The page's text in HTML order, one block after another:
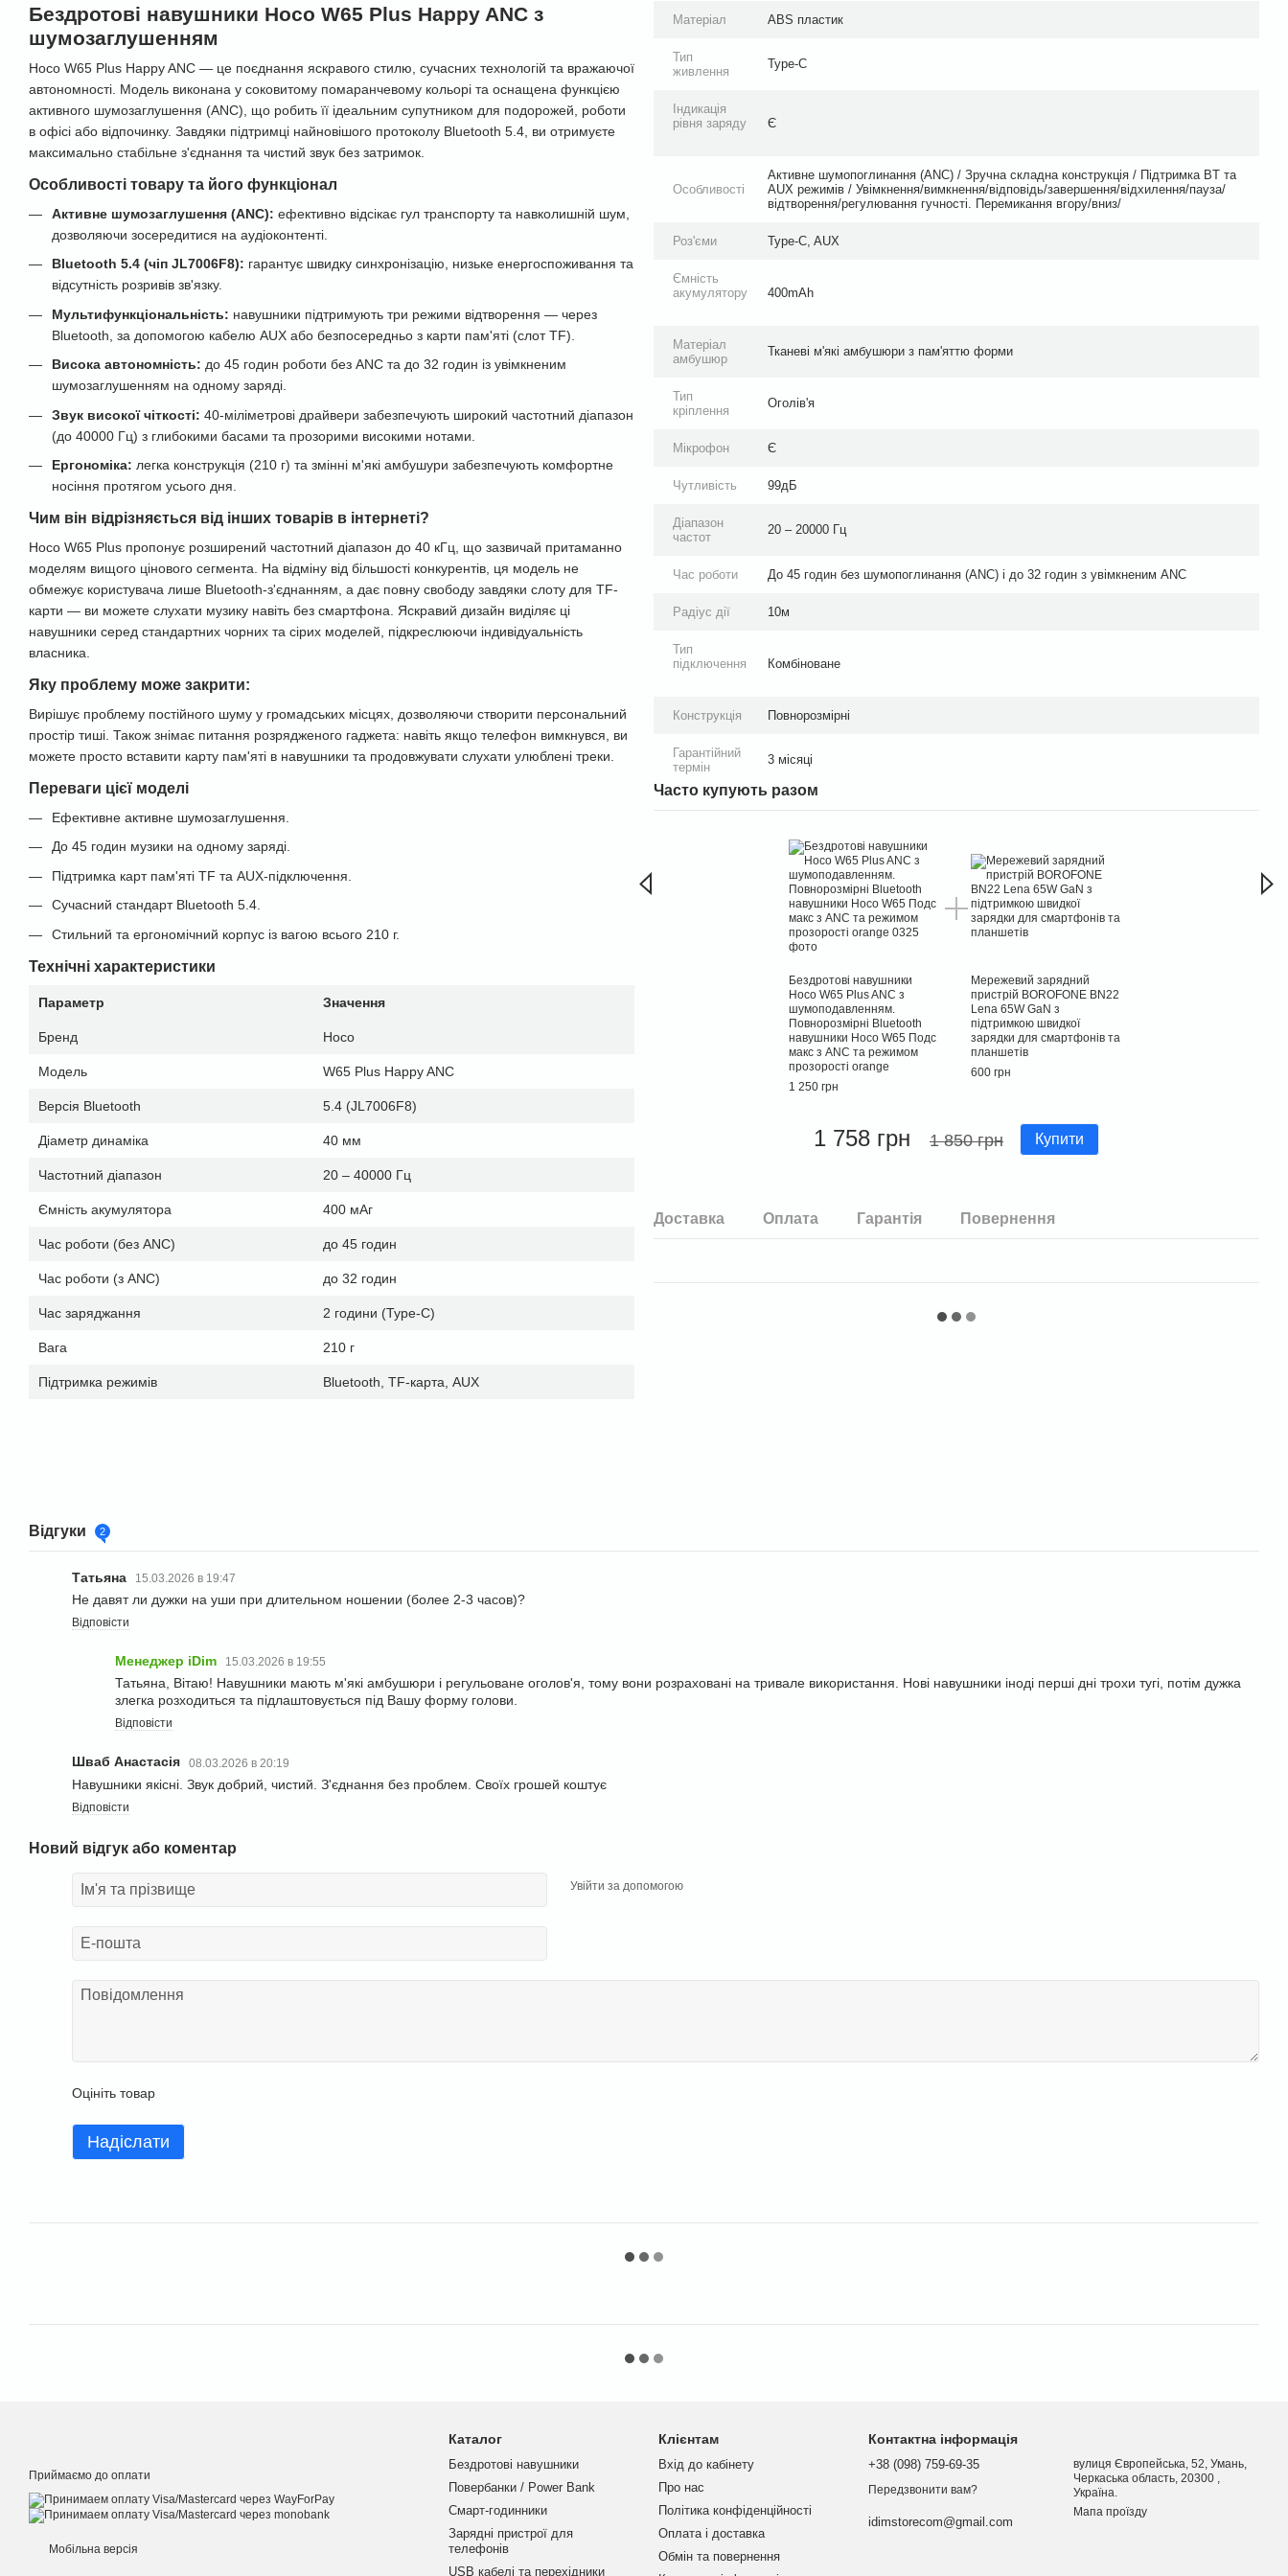
Бездротові навушники Hoco W65 Plus Happy ANC з
шумозаглушенням
Hoco W65 Plus Happy ANC — це поєднання яскравого стилю, сучасних технологій та вражаючої
автономності. Модель виконана у соковитому помаранчевому кольорі та оснащена функцією
активного шумозаглушення (ANC), що робить її ідеальним супутником для подорожей, роботи
в офісі або відпочинку. Завдяки підтримці найновішого протоколу Bluetooth 5.4, ви отримуєте
максимально стабільне з'єднання та чистий звук без затримок.
Особливості товару та його функціонал
Активне шумозаглушення (ANC): ефективно відсікає гул транспорту та навколишній шум,
дозволяючи зосередитися на аудіоконтенті.
Bluetooth 5.4 (чіп JL7006F8): гарантує швидку синхронізацію, низьке енергоспоживання та
відсутність розривів зв'язку.
Мультифункціональність: навушники підтримують три режими відтворення — через
Bluetooth, за допомогою кабелю AUX або безпосередньо з карти пам'яті (слот TF).
Висока автономність: до 45 годин роботи без ANC та до 32 годин із увімкненим
шумозаглушенням на одному заряді.
Звук високої чіткості: 40-міліметрові драйвери забезпечують широкий частотний діапазон
(до 40000 Гц) з глибокими басами та прозорими високими нотами.
Ергономіка: легка конструкція (210 г) та змінні м'які амбушури забезпечують комфортне
носіння протягом усього дня.
Чим він відрізняється від інших товарів в інтернеті?
Hoco W65 Plus пропонує розширений частотний діапазон до 40 кГц, що зазвичай притаманно
моделям вищого цінового сегмента. На відміну від більшості конкурентів, ця модель не
обмежує користувача лише Bluetooth-з'єднанням, а дає повну свободу завдяки слоту для TF-
карти — ви можете слухати музику навіть без смартфона. Яскравий дизайн виділяє ці
навушники серед стандартних чорних та сірих моделей, підкреслюючи індивідуальність
власника.
Яку проблему може закрити:
Вирішує проблему постійного шуму у громадських місцях, дозволяючи створити персональний
простір тиші. Також знімає питання розрядженого гаджета: навіть якщо телефон вимкнувся, ви
можете просто вставити карту пам'яті в навушники та продовжувати слухати улюблені треки.
Переваги цієї моделі
Ефективне активне шумозаглушення.
До 45 годин музики на одному заряді.
Підтримка карт пам'яті TF та AUX-підключення.
Сучасний стандарт Bluetooth 5.4.
Стильний та ергономічний корпус із вагою всього 210 г.
Технічні характеристики
Параметр Значення
Бренд Hoco
Модель W65 Plus Happy ANC
Версія Bluetooth 5.4 (JL7006F8)
Діаметр динаміка 40 мм
Частотний діапазон 20 – 40000 Гц
Ємність акумулятора 400 мАг
Час роботи (без ANC) до 45 годин
Час роботи (з ANC) до 32 годин
Час заряджання 2 години (Type-C)
Вага 210 г
Підтримка режимів Bluetooth, TF-карта, AUX
Матеріал ABS пластик
Тип
живлення
Type-C
Індикація
рівня заряду
Є
Особливості
Активне шумопоглинання (ANC) / Зручна складна конструкція / Підтримка BT та
AUX режимів / Увімкнення/вимкнення/відповідь/завершення/відхилення/пауза/
відтворення/регулювання гучності. Перемикання вгору/вниз/
Роз'єми Type-C, AUX
Ємність
акумулятору
400mAh
Матеріал
амбушюр
Тканеві м'які амбушюри з пам'яттю форми
Тип
кріплення
Оголів'я
Мікрофон Є
Чутливість 99дБ
Діапазон
частот
20 – 20000 Гц
Час роботи До 45 годин без шумопоглинання (ANC) і до 32 годин з увімкненим ANC
Радіус дії 10м
Тип
підключення
Комбіноване
Конструкція Повнорозмірні
Гарантійний
термін
3 місяці
Часто купують разом
Бездротові навушники
Hoco W65 Plus ANC з
шумоподавленням.
Повнорозмірні Bluetooth
навушники Hoco W65 Подс
макс з ANC та режимом
прозорості orange
1 250 грн
Мережевий зарядний
пристрій BOROFONE BN22
Lena 65W GaN з
підтримкою швидкої
зарядки для смартфонів та
планшетів
600 грн
1 758 грн 1 850 грн Купити
Доставка Оплата Гарантія Повернення
Відгуки 2
Татьяна 15.03.2026 в 19:47
Не давят ли дужки на уши при длительном ношении (более 2-3 часов)?
Відповісти
Менеджер iDim 15.03.2026 в 19:55
Татьяна, Вітаю! Навушники мають м'які амбушюри і регульоване оголов'я, тому вони розраховані на тривале використання. Нові навушники іноді перші дні трохи тугі, потім дужка
злегка розходиться та підлаштовується під Вашу форму голови.
Відповісти
Шваб Анастасія 08.03.2026 в 20:19
Навушники якісні. Звук добрий, чистий. З'єднання без проблем. Своїх грошей коштує
Відповісти
Новий відгук або коментар
Увійти за допомогою
Оцініть товар
Надіслати
Приймаємо до оплати
Мобільна версія
Каталог
Бездротові навушники
Повербанки / Power Bank
Смарт-годинники
Зарядні пристрої для
телефонів
USB кабелі та перехідники
Клієнтам
Вхід до кабінету
Про нас
Політика конфіденційності
Оплата і доставка
Обмін та повернення
Контактна інформація
+38 (098) 759-69-35
Передзвонити вам?
idimstorecom@gmail.com
вулиця Європейська, 52, Умань,
Черкаська область, 20300 ,
Україна.
Мапа проїзду